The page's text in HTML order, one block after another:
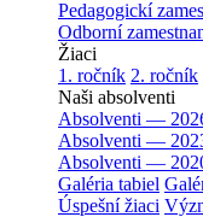
Pedagogickí
Odborní
Žiaci
1. ročník 2. ročník
Naši absolventi
Absolventi —
Absolventi —
Absolventi —
Galéria tabiel
Úspešní žiaci